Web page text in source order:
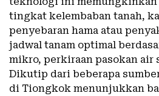
tingkat kelembaban tanah,
penyebaran hama atau
jadwal tanam optimal
mikro, perkiraan pasokan air
Dikutip dari beberapa
di Tiongkok menunjukkan